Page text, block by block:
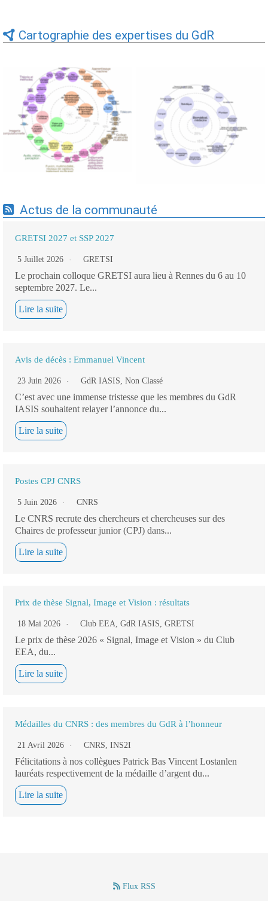
Cartographie des expertises du GdR
Expertises du GdR -
cartographie par Axes -
19/09/2025
Expertises du GdR -
cartographie par mots-clés
applicatifs - 19/09/2025
Actus de la communauté
GRETSI 2027 et SSP 2027
5 Juillet 2026 GRETSI
Le prochain colloque GRETSI aura lieu à Rennes du 6 au 10
septembre 2027. Le...
Lire la suite
Avis de décès : Emmanuel Vincent
23 Juin 2026 GdR IASIS, Non Classé
C’est avec une immense tristesse que les membres du GdR
IASIS souhaitent relayer l’annonce du...
Lire la suite
Postes CPJ CNRS
5 Juin 2026 CNRS
Le CNRS recrute des chercheurs et chercheuses sur des
Chaires de professeur junior (CPJ) dans...
Lire la suite
Prix de thèse Signal, Image et Vision : résultats
18 Mai 2026 Club EEA, GdR IASIS, GRETSI
Le prix de thèse 2026 « Signal, Image et Vision » du Club
EEA, du...
Lire la suite
Médailles du CNRS : des membres du GdR à l’honneur
21 Avril 2026 CNRS, INS2I
Félicitations à nos collègues Patrick Bas Vincent Lostanlen
lauréats respectivement de la médaille d’argent du...
Lire la suite
Flux RSS